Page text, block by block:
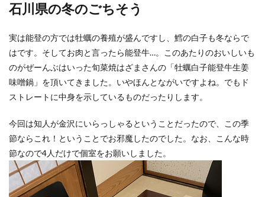
石川県の冬のごちそう
実は能登の方では牡蠣の養殖が盛んですし、鱈の白子も冬ならで
はです。そしてお肉と言ったら能登牛…。このあたりのおいしいも
のがぜーんぶはいった旬菜焼はざまさんの「牡蠣白子能登牛生姜
味噌鍋」を頂いてきました。いやほんとながいですよね。でもド
ストレートに中身を示しているものだったりします。
今回は知人が金沢にいらっしゃるということだったので、この季
節ならこれ！ということでお邪魔したのでした。なお、こんな時
節なので4人だけで個室をお願いしました。